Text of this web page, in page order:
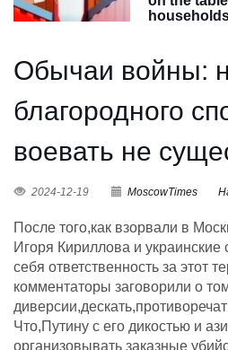
Обычаи войны:
благородного
воевать не
2024-12-19 MoscowTimes
После того,как взорвали в
Игоря Кириллова и
себя ответственность за этот
комментаторы заговорили о
Что,Путину с его дикостью и
организовывать заказные